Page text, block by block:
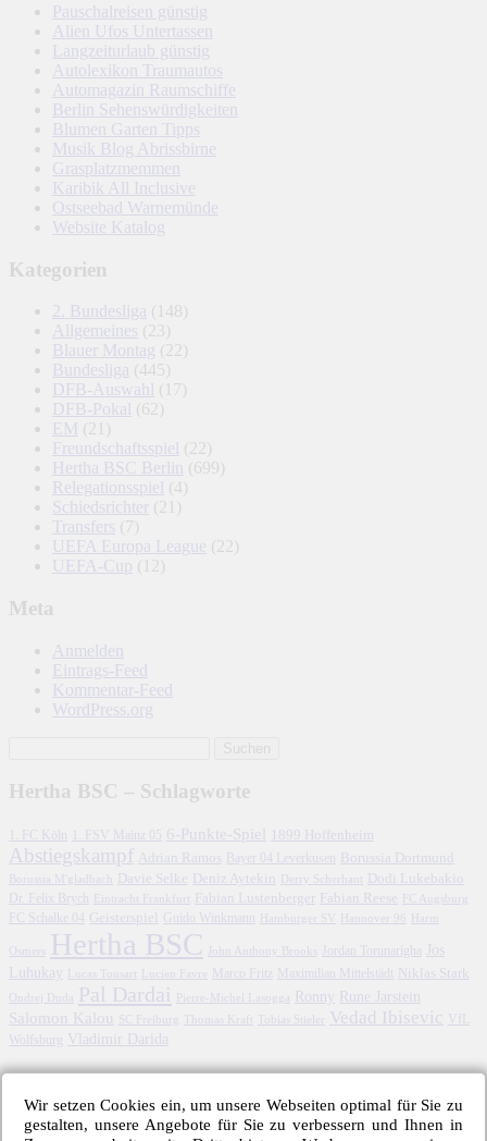
Pauschalreisen günstig
Alien Ufos Untertassen
Langzeiturlaub günstig
Autolexikon Traumautos
Automagazin Raumschiffe
Berlin Sehenswürdigkeiten
Blumen Garten Tipps
Musik Blog Abrissbirne
Grasplatzmemmen
Karibik All Inclusive
Ostseebad Warnemünde
Website Katalog
Kategorien
2. Bundesliga (148)
Allgemeines (23)
Blauer Montag (22)
Bundesliga (445)
DFB-Auswahl
(17)
DFB-Pokal (62)
EM (21)
Freundschaftsspiel (22)
Hertha BSC Berlin
(699)
Relegationsspiel (4)
Schiedsrichter
(21)
Transfers (7)
UEFA Europa League (22)
UEFA-Cup (12)
Meta
Anmelden
Eintrags-Feed
Kommentar-Feed
WordPress.org
Hertha BSC – Schlagworte
1. FC Köln 1. FSV Mainz 05 6-Punkte-Spiel 1899 Hoffenheim
Abstiegskampf Adrian Ramos Bayer 04 Leverkusen Borussia Dortmund
Borussia M'gladbach Davie Selke Deniz Aytekin Derry Scherhant
Dodi Lukebakio
Dr. Felix Brych
Fabian Lustenberger Fabian Reese
FC Schalke 04 Geisterspiel Guido Winkmann Hamburger SV
Hertha BSC Jordan Torunarigha
Jos
Luhukay
Marco Fritz Maximilian Mittelstädt Niklas Stark
Pal Dardai Pierre-Michel Lasogga Ronny Rune Jarstein
Salomon Kalou SC Freiburg Thomas Kraft Tobias Stieler Vedad Ibisevic
VfL
Wolfsburg Vladimir Darida
Archiv – Hertha-Spiele
März 2026
Wir setzen Cookies ein, um unsere Webseiten optimal für Sie zu
gestalten, unsere Angebote für Sie zu verbessern und Ihnen in